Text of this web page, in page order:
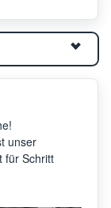
unser
für Schritt